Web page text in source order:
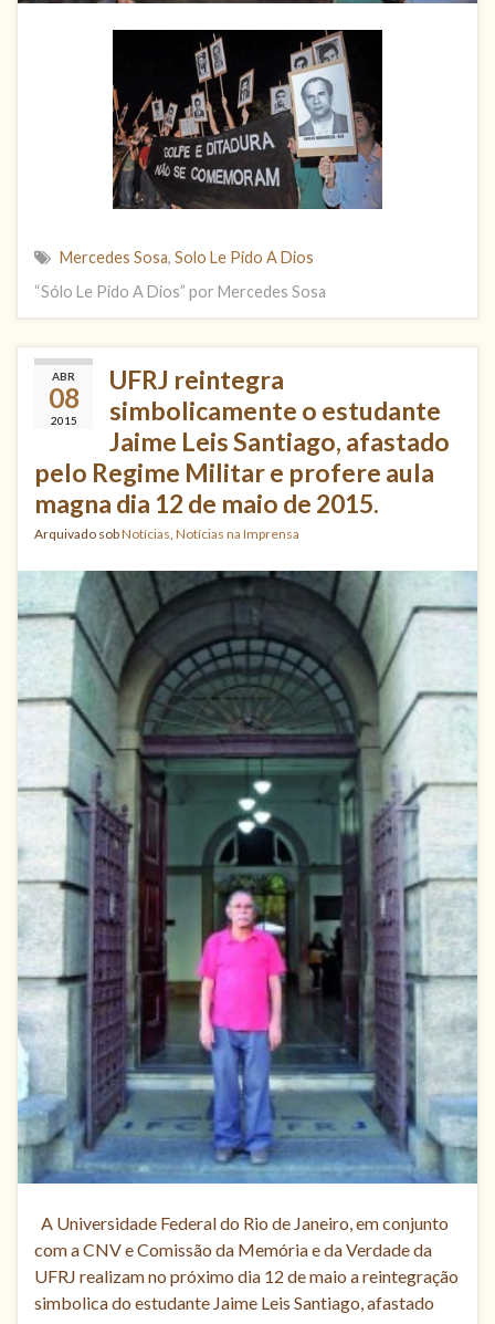
Mercedes Sosa, Solo Le Pido A Dios
“Sólo Le Pido A Dios” por Mercedes Sosa
ABR
08
2015
UFRJ reintegra
simbolicamente o estudante
Jaime Leis Santiago, afastado
pelo Regime Militar e profere aula
magna dia 12 de maio de 2015.
Arquivado sobNotícias Notícias na Imprensa
A Universidade Federal do Rio de Janeiro, em conjunto
com a CNV e Comissão da Memória e da Verdade da
UFRJ realizam no próximo dia 12 de maio a reintegração
simbolica do estudante Jaime Leis Santiago, afastado